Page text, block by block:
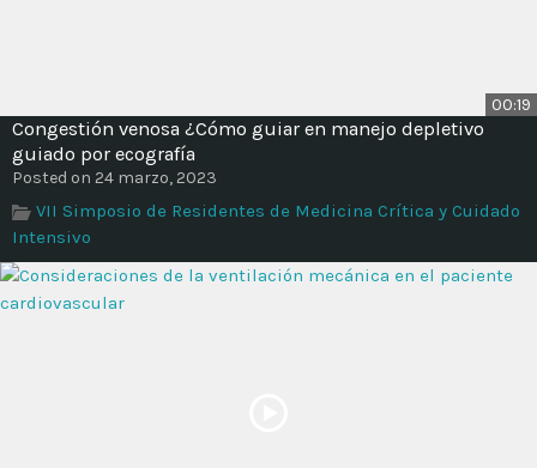
00:19
Congestión venosa ¿Cómo guiar en manejo depletivo
guiado por ecografía
Posted on 24 marzo, 2023
VII Simposio de Residentes de Medicina Crítica y Cuidado
Intensivo